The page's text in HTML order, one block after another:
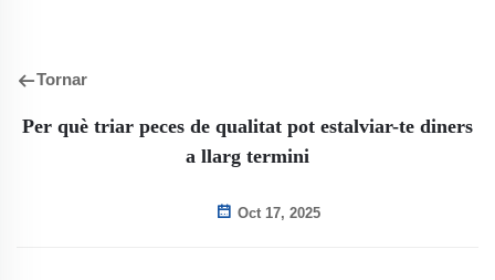
Tornar
Per què triar peces de qualitat pot estalviar-te diners
a llarg termini
Oct 17, 2025